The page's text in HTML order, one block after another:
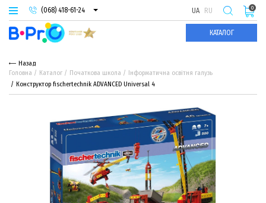
(068) 418-61-24
(093) 974-66-94
(095) 987-29-55
UA RU
КАТАЛОГ
0
Назад
Головна
Каталог Початкова школа
Інформатична освітня галузь
Конструктор fisсhertechnik ADVANCED Universal 4